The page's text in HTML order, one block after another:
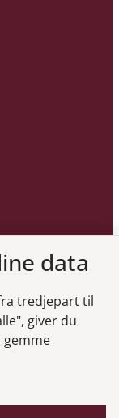
data
tredjepart til
giver du
gemme